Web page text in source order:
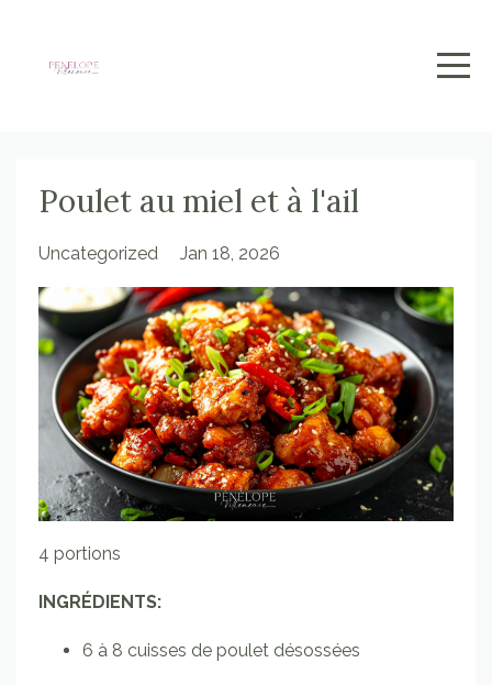
Poulet au miel et à l'ail
Uncategorized Jan 18, 2026
4 portions
INGRÉDIENTS:
6 à 8 cuisses de poulet désossées